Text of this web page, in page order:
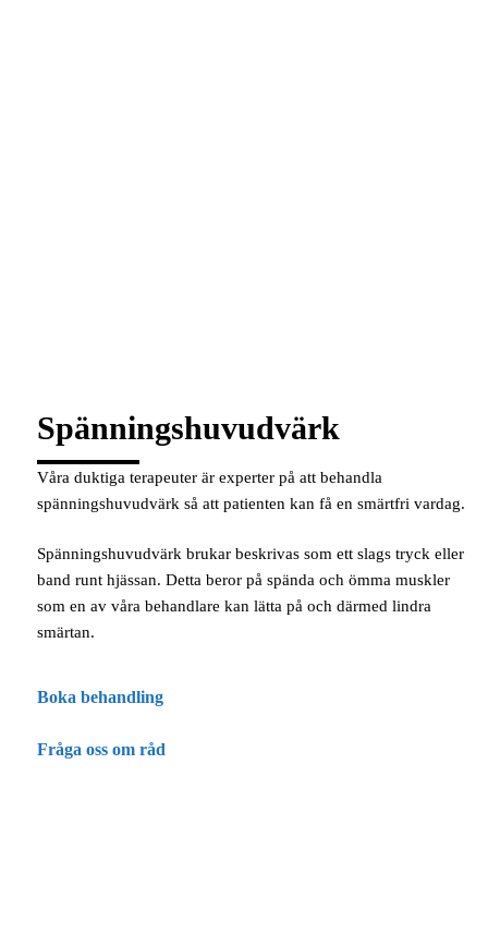
Spänningshuvudvärk
Våra duktiga terapeuter är experter på att behandla
spänningshuvudvärk så att patienten kan få en smärtfri vardag.
Spänningshuvudvärk brukar beskrivas som ett slags tryck eller
band runt hjässan. Detta beror på spända och ömma muskler
som en av våra behandlare kan lätta på och därmed lindra
smärtan.
Boka behandling
Fråga oss om råd